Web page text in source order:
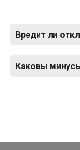
Вредит ли
Каковы